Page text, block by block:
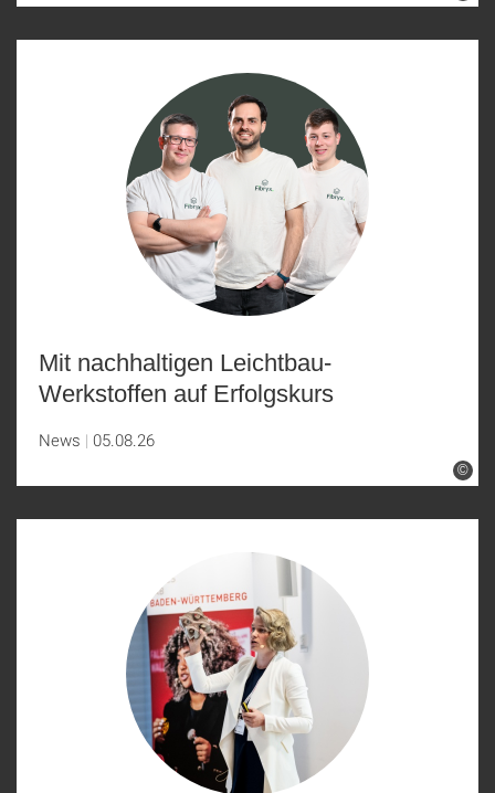
©
Mit nachhaltigen Leichtbau-
Werkstoffen auf Erfolgskurs
News 05.08.26